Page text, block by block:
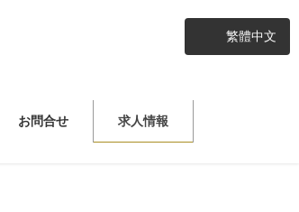
お問合せ 求人情報
繁體中文